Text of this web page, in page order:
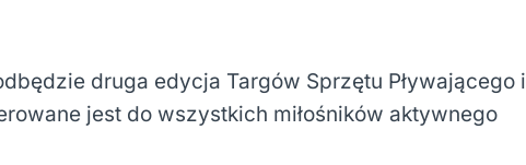
druga edycja Targów Sprzętu Pływającego i
jest do wszystkich miłośników aktywnego